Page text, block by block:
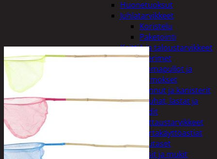
Huonetuoksut
Juhlatarvikkeet
Koristelu
Paketointi
Keittiö ja taloustarvikkeet
Aterimet
Juomapullot ja
termokset
Kannut ja kanisterit
Kauhat, lastat ja
sudit
Kattaustarvikkeet
Kertakäyttöastiat
Lautaset
Lasit ja mukit